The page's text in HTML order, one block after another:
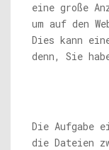
eine große
um auf den
Dies kann
denn, Sie
Die Aufgabe
die Dateien